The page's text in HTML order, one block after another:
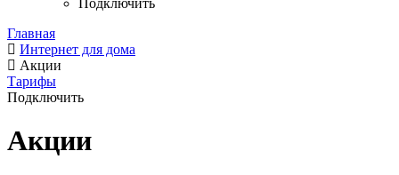
Подключить
Главная
Интернет для дома
Акции
Тарифы
Подключить
Акции